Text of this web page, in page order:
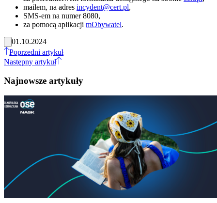
mailem, na adres incydent@cert.pl,
SMS-em na numer 8080,
za pomocą aplikacji mObywatel.
01.10.2024
Poprzedni artykuł
Następny artykuł
Najnowsze artykuły